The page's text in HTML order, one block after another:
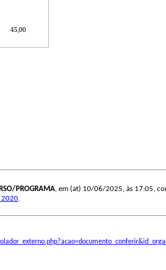
45,00
PROGRAMA, em (at) 10/06/2025, às 17:05,
2020.